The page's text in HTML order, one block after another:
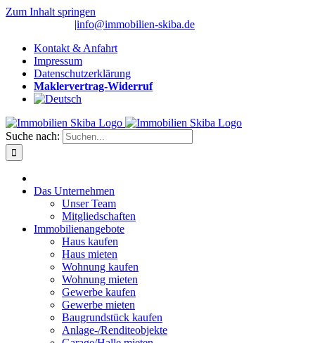
Zum Inhalt springen
|info@immobilien-skiba.de
Kontakt & Anfahrt
Impressum
Datenschutzerklärung
Maklervertrag-Widerruf
Suche nach:
Das Unternehmen
Unser Team
Mitgliedschaften
Immobilienangebote
Haus kaufen
Haus mieten
Wohnung kaufen
Wohnung mieten
Gewerbe kaufen
Gewerbe mieten
Baugrundstück kaufen
Anlage-/Renditeobjekte